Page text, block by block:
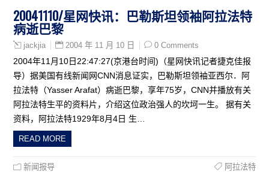
20041110/星网快讯：巴勒斯坦领袖阿拉法特
病逝巴黎
jackjia 2004 年 11 月 10 日 0 Comments
2004年11月10日22:47:27(京港台时间)（星网快讯记者捷克佳报
导）据美国有线新闻网CNN消息证实，巴勒斯坦领袖亚西尔．阿
拉法特（Yasser Arafat）病逝巴黎，享年75岁，CNN并播放有关
阿拉法特生平的资料片，介绍这位政治强人的坎坷一生。 据有关
资料，阿拉法特1929年8月4日 生…
READ MORE
新闻报导 阿拉法特